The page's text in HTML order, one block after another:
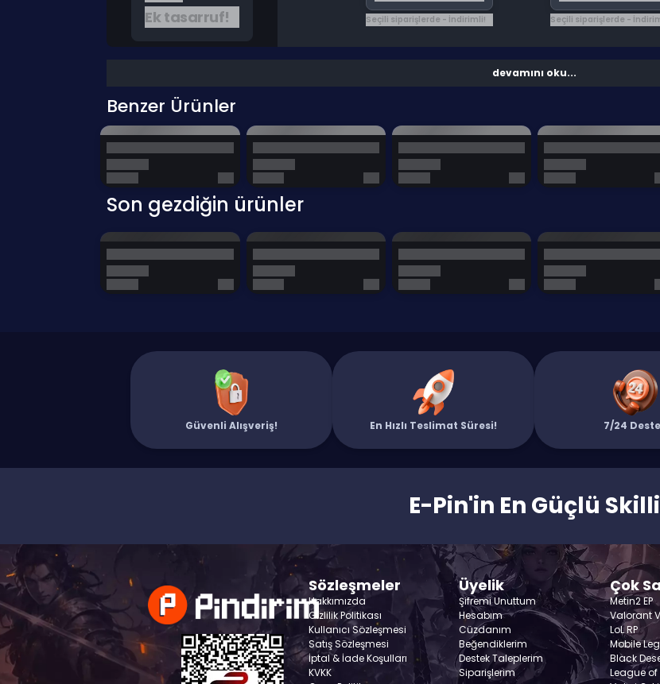
Ek tasarruf! Seçili siparişlerde - İndirimli! Seçili siparişlerde -
devamını oku...
Benzer Ürünler
Son gezdiğin ürünler
Güvenli Alışveriş! En Hızlı Teslimat Süresi! 7/24
E-Pin'in En Güçlü Skilli
Sözleşmeler
Hakkımızda
Gizlilik Politikası
Kullanıcı Sözleşmesi
Satış Sözleşmesi
İptal & İade Koşulları
KVKK
Üyelik
Şifremi Unuttum
Hesabım
Cüzdanım
Beğendiklerim
Destek Taleplerim
Siparişlerim
Çok
Metin2 EP
Valorant
LoL RP
Mobile
Black
League of